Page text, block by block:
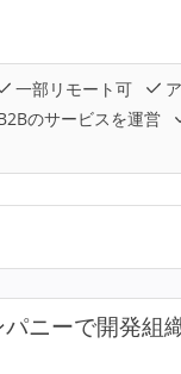
一部リモート可
のサービスを運営
ニーで開発組